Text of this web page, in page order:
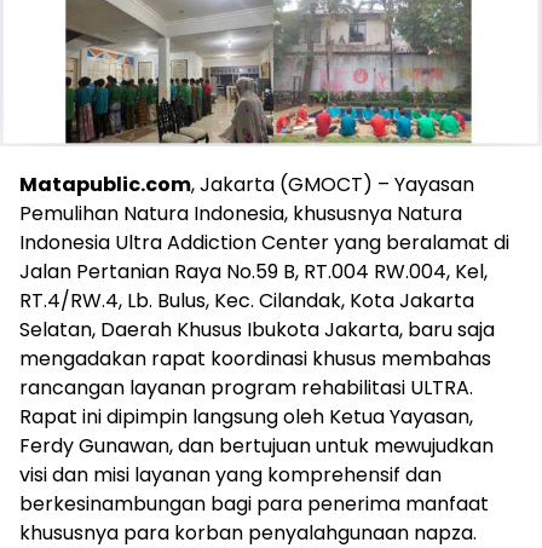
Matapublic.com, Jakarta (GMOCT) – Yayasan
Pemulihan Natura Indonesia, khususnya Natura
Indonesia Ultra Addiction Center yang beralamat di
Jalan Pertanian Raya No.59 B, RT.004 RW.004, Kel,
RT.4/RW.4, Lb. Bulus, Kec. Cilandak, Kota Jakarta
Selatan, Daerah Khusus Ibukota Jakarta, baru saja
mengadakan rapat koordinasi khusus membahas
rancangan layanan program rehabilitasi ULTRA.
Rapat ini dipimpin langsung oleh Ketua Yayasan,
Ferdy Gunawan, dan bertujuan untuk mewujudkan
visi dan misi layanan yang komprehensif dan
berkesinambungan bagi para penerima manfaat
khususnya para korban penyalahgunaan napza.